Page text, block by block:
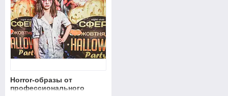
Horror-образы от
профессионального